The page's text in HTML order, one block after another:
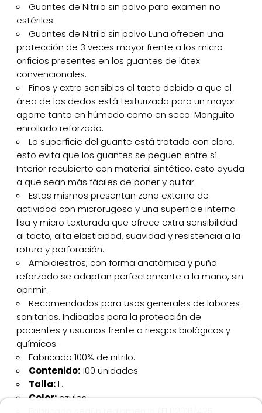
Guantes de Nitrilo sin polvo para examen no
estériles.
Guantes de Nitrilo sin polvo Luna ofrecen una
protección de 3 veces mayor frente a los micro
orificios presentes en los guantes de látex
convencionales.
Finos y extra sensibles al tacto debido a que el
área de los dedos está texturizada para un mayor
agarre tanto en húmedo como en seco. Manguito
enrollado reforzado.
La superficie del guante está tratada con cloro,
esto evita que los guantes se peguen entre sí.
Interior recubierto con material sintético, esto ayuda
a que sean más fáciles de poner y quitar.
Estos mismos presentan zona externa de
actividad con microrugosa y una superficie interna
lisa y micro texturada que ofrece extra sensibilidad
al tacto, alta elasticidad, suavidad y resistencia a la
rotura y perforación.
Ambidiestros, con forma anatómica y puño
reforzado se adaptan perfectamente a la mano, sin
oprimir.
Recomendados para usos generales de labores
sanitarios. Indicados para la protección de
pacientes y usuarios frente a riesgos biológicos y
químicos.
Fabricado 100% de nitrilo.
Contenido:100 unidades.
Talla:L.
Color:azules.